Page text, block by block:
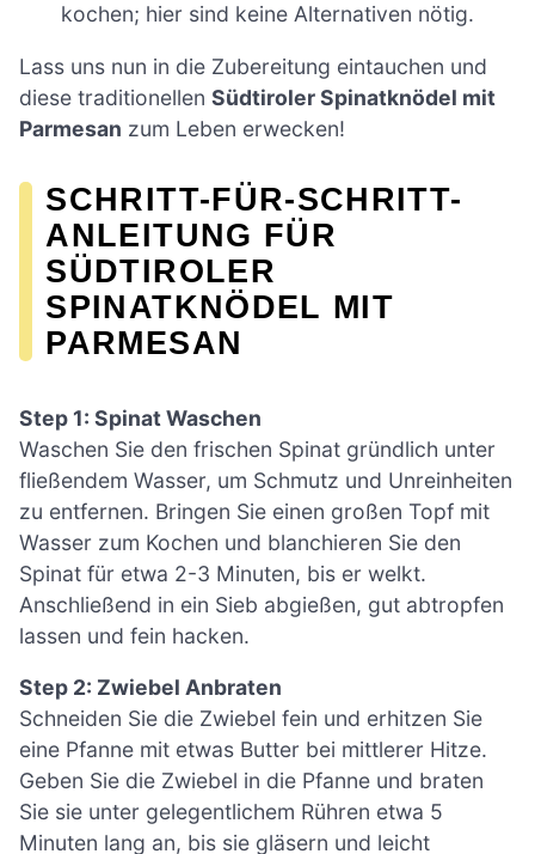
kochen; hier sind keine Alternativen nötig.
Lass uns nun in die Zubereitung eintauchen und
diese traditionellen Südtiroler Spinatknödel mit
Parmesan zum Leben erwecken!
SCHRITT-FÜR-SCHRITT-
ANLEITUNG FÜR
SÜDTIROLER
SPINATKNÖDEL MIT
PARMESAN
Step 1: Spinat Waschen
Waschen Sie den frischen Spinat gründlich unter
fließendem Wasser, um Schmutz und Unreinheiten
zu entfernen. Bringen Sie einen großen Topf mit
Wasser zum Kochen und blanchieren Sie den
Spinat für etwa 2-3 Minuten, bis er welkt.
Anschließend in ein Sieb abgießen, gut abtropfen
lassen und fein hacken.
Step 2: Zwiebel Anbraten
Schneiden Sie die Zwiebel fein und erhitzen Sie
eine Pfanne mit etwas Butter bei mittlerer Hitze.
Geben Sie die Zwiebel in die Pfanne und braten
Sie sie unter gelegentlichem Rühren etwa 5
Minuten lang an, bis sie gläsern und leicht